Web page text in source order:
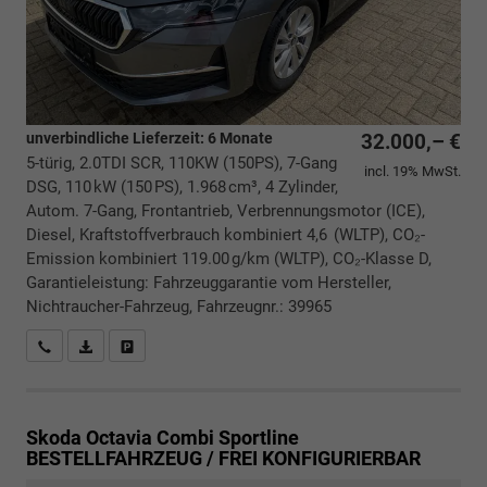
32.000,– €
incl. 19% MwSt.
unverbindliche Lieferzeit: 6 Monate
5-türig, 2.0TDI SCR, 110KW (150PS), 7-Gang
DSG, 110 kW (150 PS), 1.968 cm³, 4 Zylinder,
Autom. 7-Gang, Frontantrieb, Verbrennungsmotor (ICE),
Diesel, Kraftstoffverbrauch kombiniert 4,6 (WLTP), CO₂-
Emission kombiniert 119.00 g/km (WLTP), CO₂-Klasse D,
Garantieleistung: Fahrzeuggarantie vom Hersteller,
Nichtraucher-Fahrzeug, Fahrzeugnr.: 39965
Rückrufbitte absenden
PDF-Datei, Fahrzeugexposé drucken
Skoda Octavia Combi Sportline
BESTELLFAHRZEUG / FREI KONFIGURIERBAR